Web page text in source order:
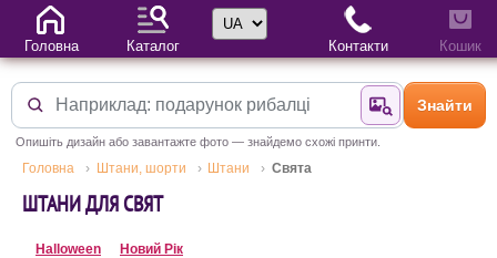
Знайти за
Знайти
Опишіть дизайн або завантажте фото — знайдемо схожі принти.
Головна Штани, шорти Штани Свята
ШТАНИ ДЛЯ СВЯТ
Halloween Новий Рік
Головна Каталог
Вибір мови
Контакти Кошик